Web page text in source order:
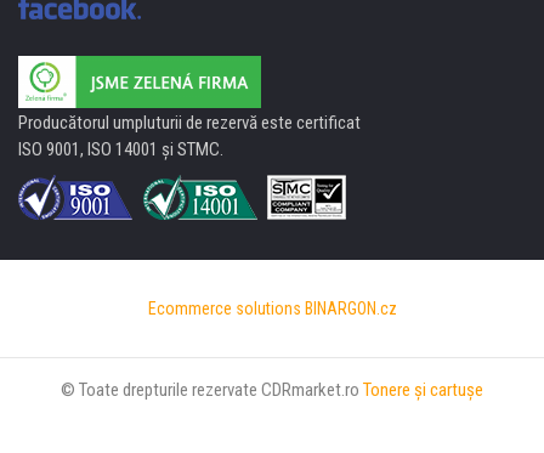
Producătorul umpluturii de rezervă este certificat
ISO 9001, ISO 14001 şi STMC.
Ecommerce solutions BINARGON.cz
© Toate drepturile rezervate CDRmarket.ro Tonere şi cartuşe